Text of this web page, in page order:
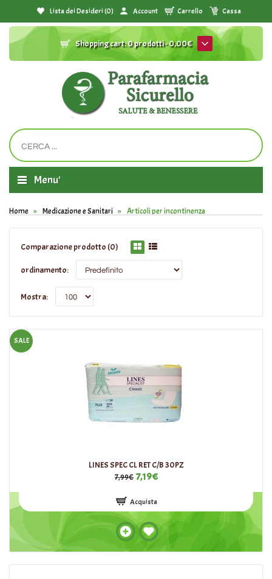
Lista dei Desideri (0) Account Carrello Cassa
Shopping cart:0 prodotti - 0,00€
Menu'
Home Medicazione e Sanitari Articoli per incontinenza
Comparazione prodotto (0)
ordinamento:
Mostra:
SALE
LINES SPEC CL RET C/B 30PZ
7,99€ 7,19€
Acquista